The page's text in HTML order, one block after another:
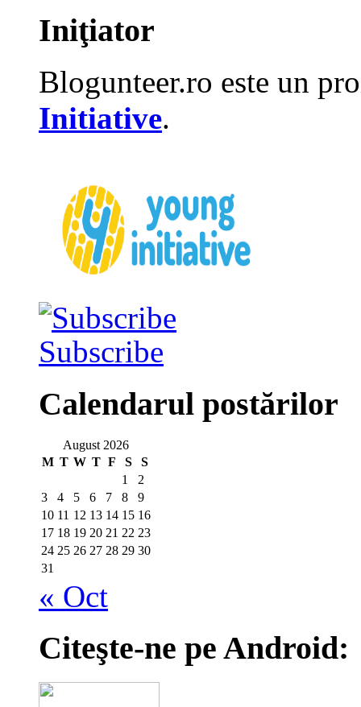
Iniţiator
Blogunteer.ro este un
Initiative.
Subscribe
Calendarul postărilor
August 2026
M T W T F S
S
1
2
3
4 5 6 7 8
9
10 11 12 13 14 15 16
17 18 19 20 21 22 23
24 25 26 27 28 29 30
31
« Oct
Citeşte-ne pe Android: